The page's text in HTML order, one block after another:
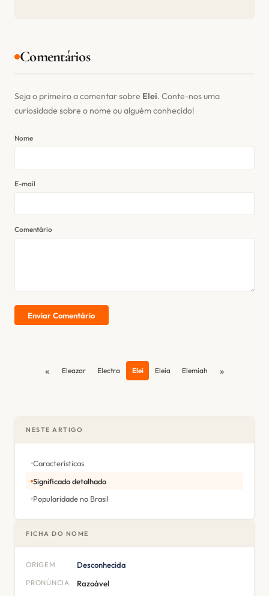
Comentários
Seja o primeiro a comentar sobre Elei. Conte-nos uma
curiosidade sobre o nome ou alguém conhecido!
Nome
E-mail
Comentário
Enviar Comentário
« Eleazar Electra Elei Eleia Elemiah »
NESTE ARTIGO
Características
Significado detalhado
Popularidade no Brasil
FICHA DO NOME
ORIGEM Desconhecida
PRONÚNCIA Razoável